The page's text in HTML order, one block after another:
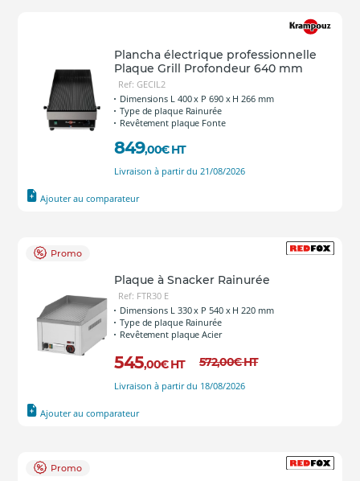
Plancha électrique professionnelle
Plaque Grill Profondeur 640 mm
Ref: GECIL2
Dimensions L 400 x P 690 x H 266 mm
Type de plaque Rainurée
Revêtement plaque Fonte
849,00€ HT
Livraison à partir du 21/08/2026
Ajouter au comparateur
Promo
Plaque à Snacker Rainurée
Ref: FTR30 E
Dimensions L 330 x P 540 x H 220 mm
Type de plaque Rainurée
Revêtement plaque Acier
545,00€ HT 572,00€HT
Livraison à partir du 18/08/2026
Ajouter au comparateur
Promo